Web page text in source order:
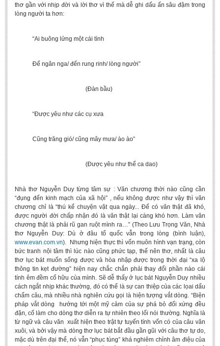
thơ gần với nhịp đời và lời thơ vì thế mà dễ ghi dấu ấn sâu đậm trong
lòng người ta hơn:
“Ai buông lửng một cái tình
Để ngân nga/ đến rung rinh/ lòng người”
(Đàn bầu)
“Được yêu như các cụ xưa
Cũng trăng gió/ cũng mây mưa/ ào ào”
(Được yêu như thể ca dao)
Nhà thơ Nguyễn Duy từng tâm sự : Văn chương thời nào cũng cần
“đụng đến kinh mạch của xã hội” , nếu không được như vậy thì văn
chương chỉ là “thú kể chuyện vặt qua ngày... Để có văn thật đã khó,
được người đời chấp nhận đó là văn thật lại càng khó hơn. Làm văn
chương thật là phải rũ gan ruột mình ra…” (Theo Lưu Trọng Văn, Nhà
thơ Nguyễn Duy: Dù ở đâu tổ quốc vẫn trong lòng (bình luận),
www.evan.com.vn). Nhưng hiện thực thì vốn muôn hình vạn trạng, còn
bức tranh nội tâm thì lúc nào cũng phức tạp, thế nên thơ, nhất là câu
thơ lục bát muốn sống được và hòa nhập được trong thời đại “xa lộ
thông tin kẹt đường” hiện nay chắc chắn phải thay đổi phần nào cái
tính êm đềm cố hữu của mình. Sẽ dễ thấy ở lục bát Nguyễn Duy nhiều
cách ngắt nhịp khác thường, đó có thể là sự can thiệp của các lọai dấu
chấm câu, mà nhiều nhà nghiên cứu gọi là hiện tượng vắt dòng. “Biện
pháp vắt dòng hướng tới một mỹ cảm của sự phá bỏ đối xứng đều
đặn, cố làm cho dòng thơ diễn ra tự nhiên theo lối nói thường. Nghĩa là
từ ngữ và câu văn xuất hiện theo trật tự tuyến tính vốn có của câu văn
xuôi, và bởi vậy mà dòng thơ lục bát bắt đầu gần gũi với câu thơ tự do,
mặc dù trên đại thể, nó vẫn “phục tùng” khá nghiêm chỉnh âm điệu của